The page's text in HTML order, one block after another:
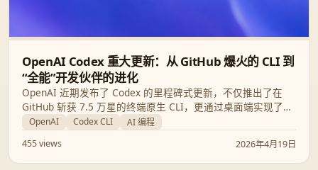
OpenAI Codex 重大更新：从 GitHub 爆火的 CLI 到
“全能”开发伙伴的进化
OpenAI 近期发布了 Codex 的里程碑式更新，不仅推出了在
GitHub 斩获 7.5 万星的终端原生 CLI，更通过桌面端实现了
“操作计算机”、并行 MCP 调用和长期记忆等革命性功能，彻底
重塑开发者工作流。
OpenAI Codex CLI
AI 编程
455 views
2026年4月19日